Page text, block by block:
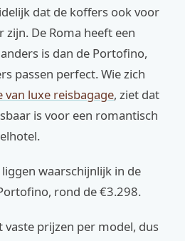
dat de koffers ook voor
De Roma heeft een
is dan de Portofino,
passen perfect. Wie zich
van luxe reisbagage, ziet dat
is voor een romantisch
waarschijnlijk in de
rond de €3.298.
vaste prijzen per model, dus